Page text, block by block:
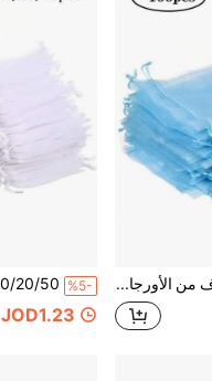
كيس مجوهرات شفاف من الأورجانزا بسحاب، كيس هدايا لحفلات الزفاف والأعياد (أزرق فاتح) %5-
JOD1.23